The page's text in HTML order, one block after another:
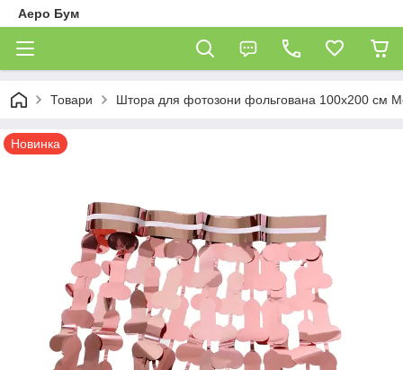
Аеро Бум
Товари Штора для фотозони фольгована 100х200 см
Новинка